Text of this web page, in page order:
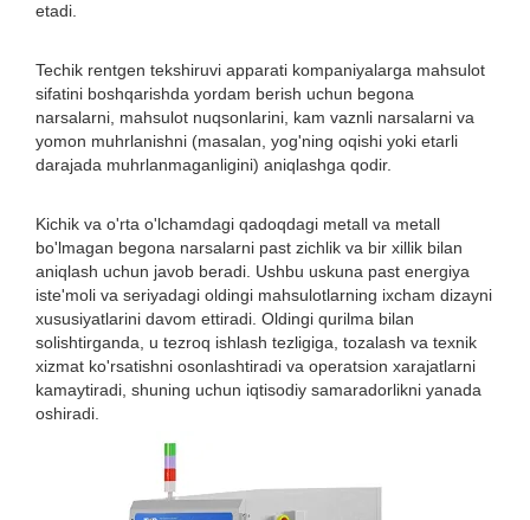
etadi.
Techik rentgen tekshiruvi apparati kompaniyalarga mahsulot
sifatini boshqarishda yordam berish uchun begona
narsalarni, mahsulot nuqsonlarini, kam vaznli narsalarni va
yomon muhrlanishni (masalan, yog'ning oqishi yoki etarli
darajada muhrlanmaganligini) aniqlashga qodir.
Kichik va o'rta o'lchamdagi qadoqdagi metall va metall
bo'lmagan begona narsalarni past zichlik va bir xillik bilan
aniqlash uchun javob beradi. Ushbu uskuna past energiya
iste'moli va seriyadagi oldingi mahsulotlarning ixcham dizayni
xususiyatlarini davom ettiradi. Oldingi qurilma bilan
solishtirganda, u tezroq ishlash tezligiga, tozalash va texnik
xizmat ko'rsatishni osonlashtiradi va operatsion xarajatlarni
kamaytiradi, shuning uchun iqtisodiy samaradorlikni yanada
oshiradi.